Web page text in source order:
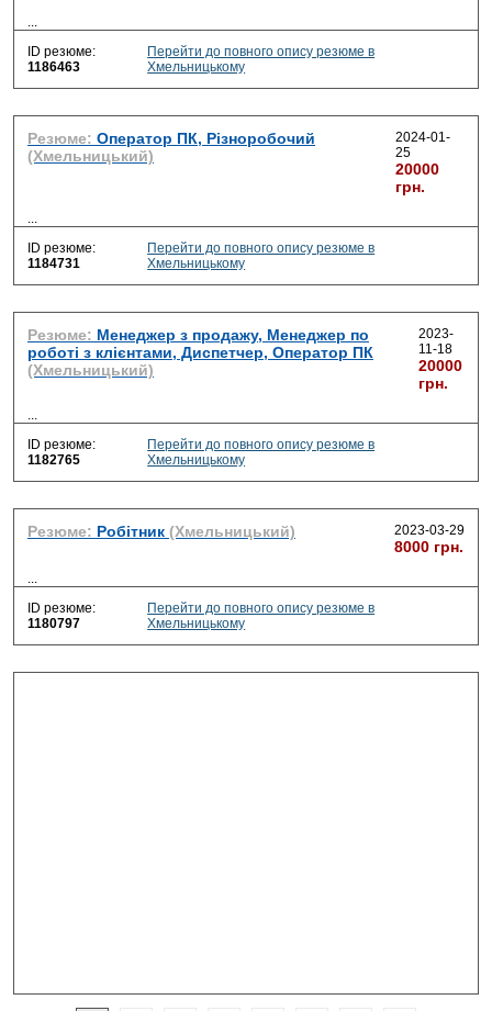
...
ID резюме:
1186463
Перейти до повного опису резюме в
Хмельницькому
Резюме: Оператор ПК, Різноробочий
(Хмельницький)
2024-01-
25
20000
грн.
...
ID резюме:
1184731
Перейти до повного опису резюме в
Хмельницькому
Резюме: Менеджер з продажу, Менеджер по
роботі з клієнтами, Диспетчер, Оператор ПК
(Хмельницький)
2023-
11-18
20000
грн.
...
ID резюме:
1182765
Перейти до повного опису резюме в
Хмельницькому
Резюме: Робітник (Хмельницький) 2023-03-29
8000 грн.
...
ID резюме:
1180797
Перейти до повного опису резюме в
Хмельницькому